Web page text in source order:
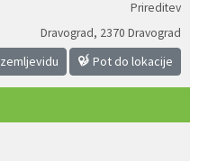
Prireditev
Dravograd, 2370 Dravograd
Pot do lokacije
Sosvet Občine Dravograd in Policijske postaje Dravograd